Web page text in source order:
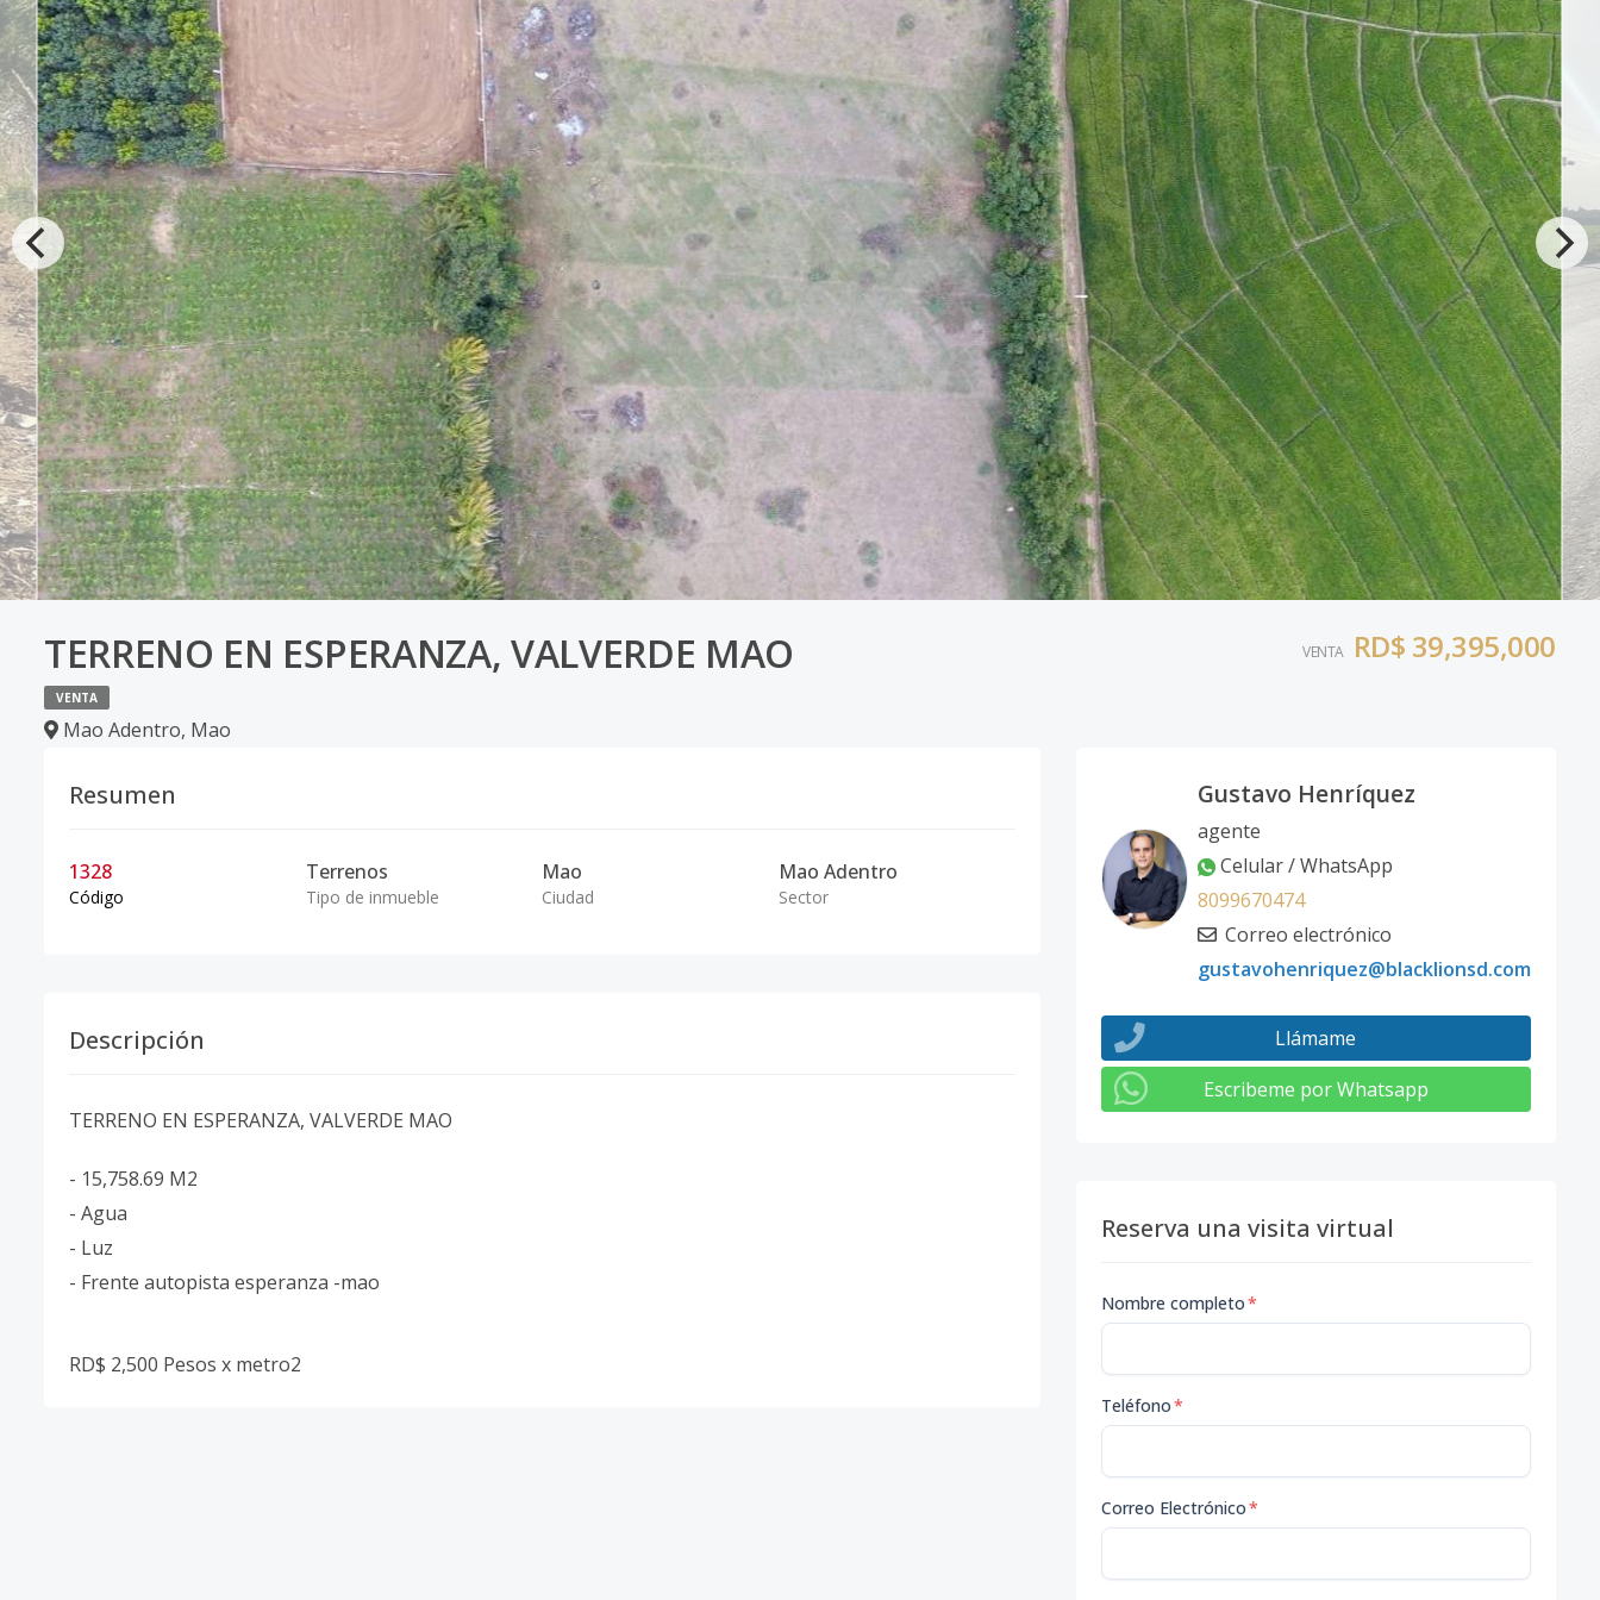
TERRENO EN ESPERANZA, VALVERDE MAO
VENTA
Mao Adentro, Mao
VENTA RD$ 39,395,000
Resumen
1328
Código
Terrenos
Tipo de inmueble
Mao
Ciudad
Mao Adentro
Sector
Descripción
TERRENO EN ESPERANZA, VALVERDE MAO
- 15,758.69 M2
- Agua
- Luz
- Frente autopista esperanza -mao
RD$ 2,500 Pesos x metro2
Gustavo Henríquez
agente
Celular / WhatsApp
8099670474
Correo electrónico
gustavohenriquez@blacklionsd.com
Llámame
Escribeme por Whatsapp
Reserva una visita virtual
Nombre completo*
Teléfono*
Correo Electrónico*